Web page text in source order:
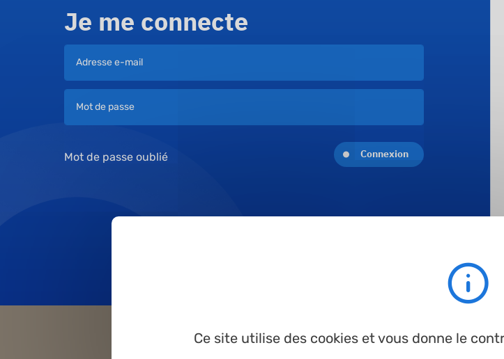
Je me connecte
Mot de passe oublié
Ce site utilise des cookies et vous donne le